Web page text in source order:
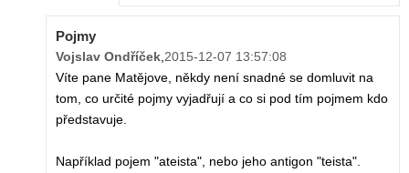
Pojmy
Vojslav Ondříček,2015-12-07 13:57:08
Víte pane Matějove, někdy není snadné se domluvit na
tom, co určité pojmy vyjadřují a co si pod tím pojmem kdo
představuje.
Například pojem "ateista", nebo jeho antigon "teista".